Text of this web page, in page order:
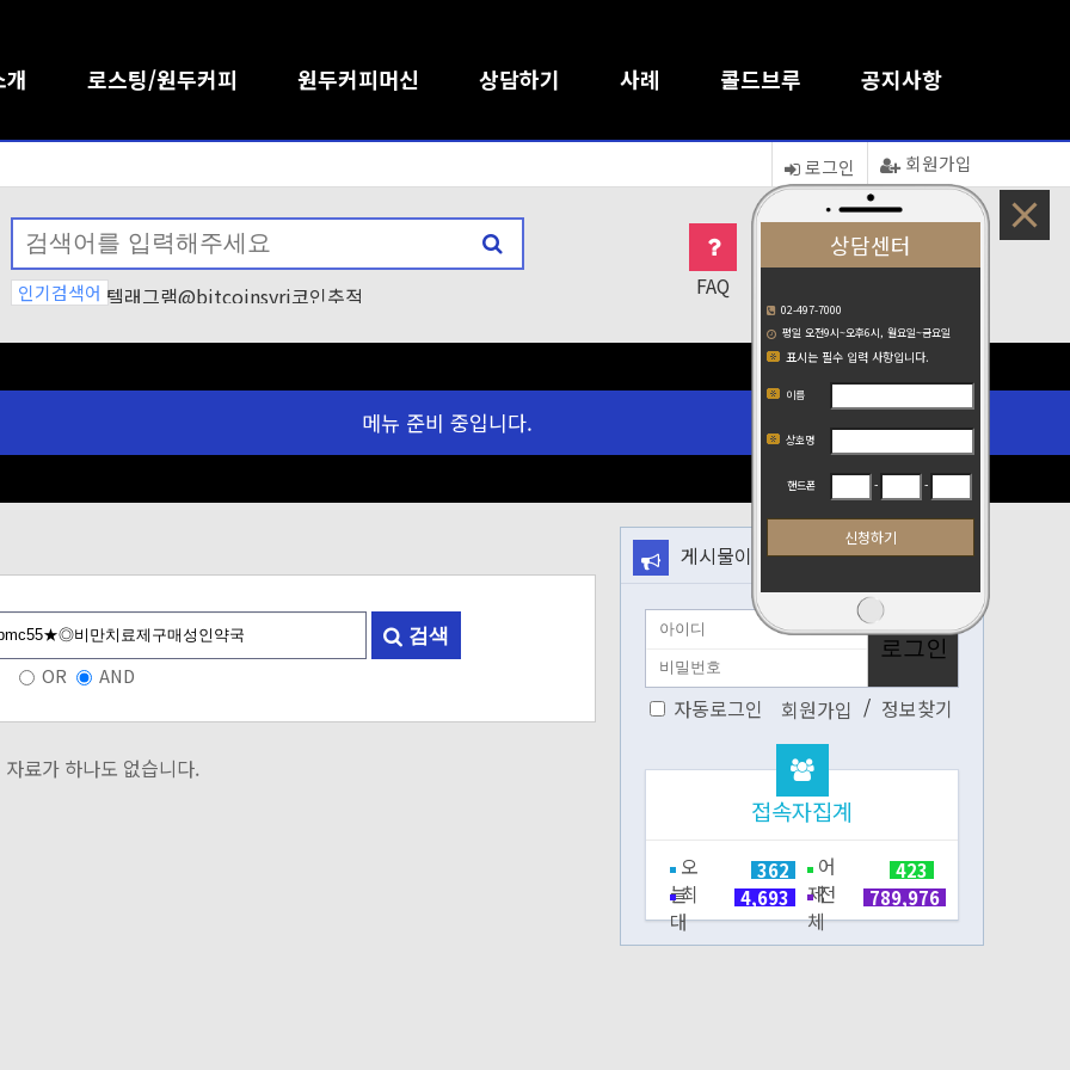
상담센터
02-497-7000
평일 오전9시~오후6시, 월요일~금요일
표시는 필수 입력 사항입니다.
이름
상호명
핸드폰 - -
로스팅/원두커피 원두커피머신 상담하기 사례 콜드브루 공지사항
회원가입
로그인
인기검색어 텔래그램@bitcoinsyri코인추적
텔레@CASHFILTER365ǃ✺횡령
FAQ
16
메뉴 준비 중입니다.
검색
OR AND
료가 하나도 없습니다.
게시물이 없습니다.
자동로그인 회원가입 / 정보찾기
접속자집계
오
늘
362
어
제
423
최
대
4,693
전
체
789,976